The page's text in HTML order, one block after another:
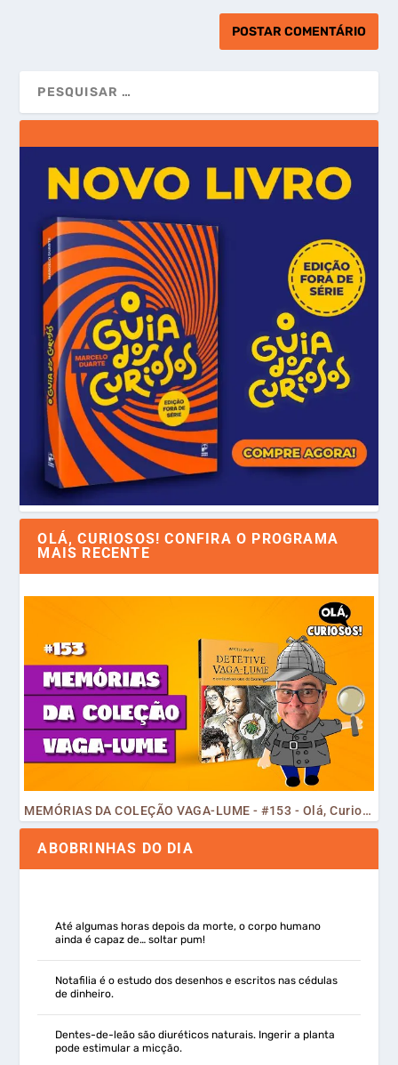
OLÁ, CURIOSOS! CONFIRA O PROGRAMA
MAIS RECENTE
MEMÓRIAS DA COLEÇÃO VAGA-LUME - #153 - Olá, Curiosos! 2023
ABOBRINHAS DO DIA
Até algumas horas depois da morte, o corpo humano
ainda é capaz de… soltar pum!
Notafilia é o estudo dos desenhos e escritos nas cédulas
de dinheiro.
Dentes-de-leão são diuréticos naturais. Ingerir a planta
pode estimular a micção.